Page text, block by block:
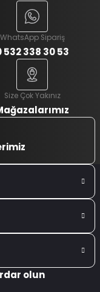
WhatsApp Sipariş
532 338 30 53
Size Çok Yakınız
olun